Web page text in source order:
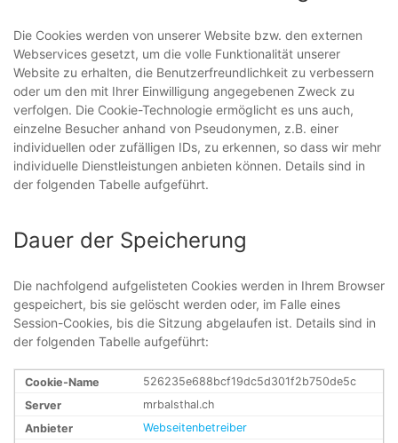
Die Cookies werden von unserer Website bzw. den externen
Webservices gesetzt, um die volle Funktionalität unserer
Website zu erhalten, die Benutzerfreundlichkeit zu verbessern
oder um den mit Ihrer Einwilligung angegebenen Zweck zu
verfolgen. Die Cookie-Technologie ermöglicht es uns auch,
einzelne Besucher anhand von Pseudonymen, z.B. einer
individuellen oder zufälligen IDs, zu erkennen, so dass wir mehr
individuelle Dienstleistungen anbieten können. Details sind in
der folgenden Tabelle aufgeführt.
Dauer der Speicherung
Die nachfolgend aufgelisteten Cookies werden in Ihrem Browser
gespeichert, bis sie gelöscht werden oder, im Falle eines
Session-Cookies, bis die Sitzung abgelaufen ist. Details sind in
der folgenden Tabelle aufgeführt:
526235e688bcf19dc5d301f2b750de5c
mrbalsthal.ch
Webseitenbetreiber